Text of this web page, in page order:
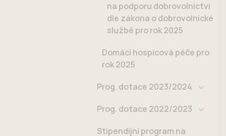
na podporu dobrovolnictví
dle zákona o dobrovolnické
službě pro rok 2025
Domácí hospicová péče pro
rok 2025
Prog. dotace 2023/2024
Prog. dotace 2022/2023
Stipendijní program na